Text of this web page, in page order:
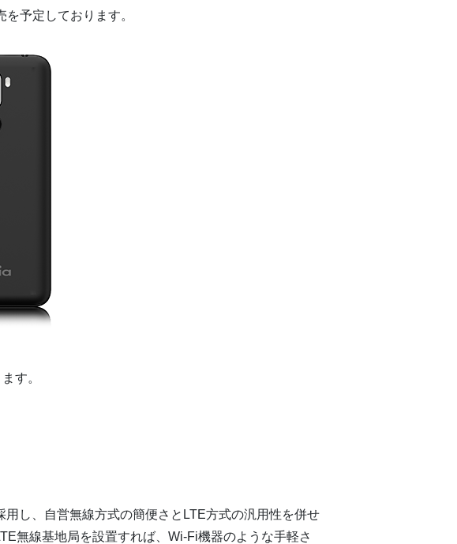
予定しております。
す。
し、自営無線方式の簡便さとLTE方式の汎用性を併せ
無線基地局を設置すれば、Wi-Fi機器のような手軽さ